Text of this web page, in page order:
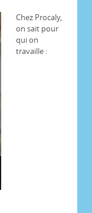
Chez Procaly,
on sait pour
qui on
travaille :